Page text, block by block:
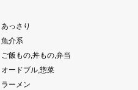
あっさり
魚介系
ご飯もの,丼もの,弁当
オードブル,惣菜
ラーメン